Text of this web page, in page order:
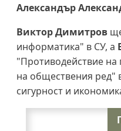
Александър
Виктор Димитров
информатика" в СУ, а
"Противодействие на
на обществения
сигурност и